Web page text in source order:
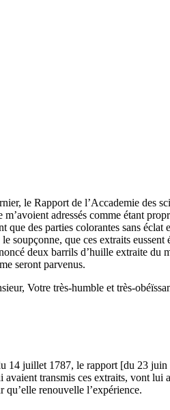
le Rapport de l’Accademie des
adressés comme étant
que des parties colorantes sans éclat
soupçonne, que ces extraits eussent
deux barrils d’huille extraite du
seront parvenus.
Votre très-humble et très-
14 juillet 1787, le rapport [du 23 juin
transmis ces extraits, vont lui
renouvelle l’expérience.